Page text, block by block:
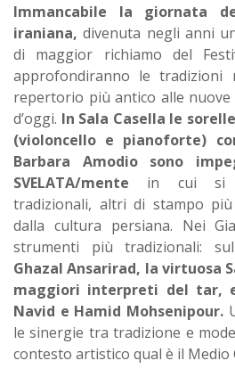
Immancabile la giornata
iraniana, divenuta negli anni
di maggior richiamo del
approfondiranno le tradizioni
repertorio più antico alle nuove
d’oggi. In Sala Casella le
(violoncello e pianoforte)
Barbara Amodio sono
SVELATA/mente in cui si
tradizionali, altri di stampo
dalla cultura persiana. Nei
strumenti più tradizionali:
Ghazal Ansarirad, la virtuosa
maggiori interpreti del tar,
Navid e Hamid Mohsenipour.
le sinergie tra tradizione e
contesto artistico qual è il Medio